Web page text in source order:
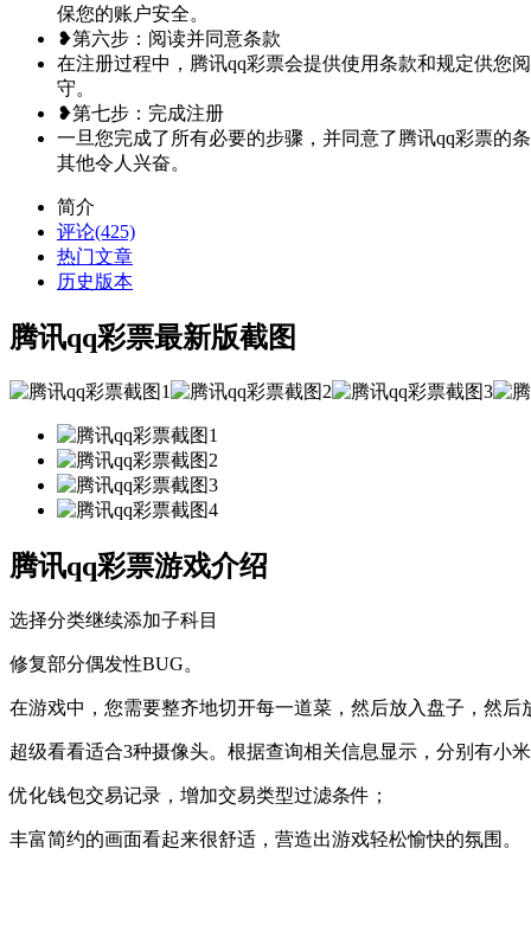
保您的账户安全。
❥第六步：阅读并同意条款
在注册过程中，腾讯qq彩票会提供使用条款和规定供您
守。
❥第七步：完成注册
一旦您完成了所有必要的步骤，并同意了腾讯qq彩票的
其他令人兴奋。
简介
评论(425)
热门文章
历史版本
腾讯qq彩票最新版截图
腾讯qq彩票游戏介绍
选择分类继续添加子科目
修复部分偶发性BUG。
在游戏中，您需要整齐地切开每一道菜，然后放入盘子，然
超级看看适合3种摄像头。根据查询相关信息显示，分别有小
优化钱包交易记录，增加交易类型过滤条件；
丰富简约的画面看起来很舒适，营造出游戏轻松愉快的氛围。